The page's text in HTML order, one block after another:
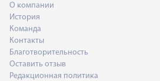
О компании
История
Команда
Контакты
Благотворительность
Оставить отзыв
Редакционная политика